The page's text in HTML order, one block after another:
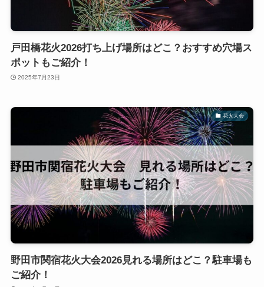
戸田橋花火2026打ち上げ場所はどこ？おすすめ穴場ス
ポットもご紹介！
2025年7月23日
花火大会
野田市関宿花火大会2026見れる場所はどこ？駐車場も
ご紹介！